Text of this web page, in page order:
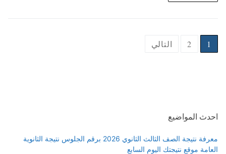
1
2 التالي
احدث المواضيع
معرفة نتيجة الصف الثالث الثانوي 2026 برقم الجلوس نتيجة الثانوية
العامة موقع نتيجتك اليوم السابع